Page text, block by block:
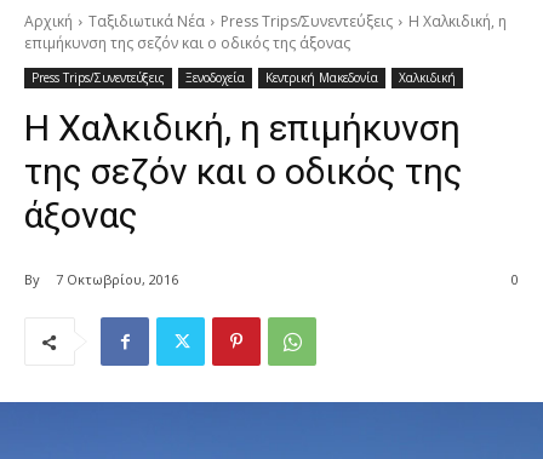
Αρχική Ταξιδιωτικά Νέα Press Trips/Συνεντεύξεις
Η Χαλκιδική, η
επιμήκυνση της σεζόν και ο οδικός της άξονας
Press Trips/Συνεντεύξεις Ξενοδοχεία Κεντρική Μακεδονία Χαλκιδική
Η Χαλκιδική, η επιμήκυνση
της σεζόν και ο οδικός της
άξονας
By 7 Οκτωβρίου, 2016 0